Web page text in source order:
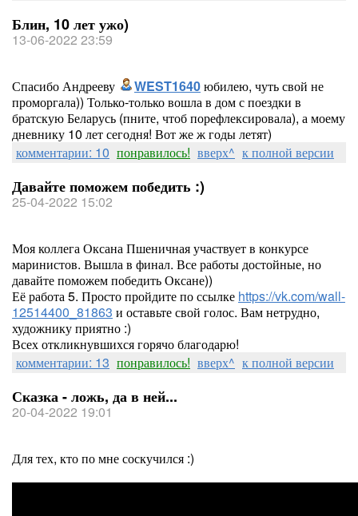
Блин, 10 лет ужо)
13-06-2022 23:59
Спасибо Андрееву WEST1640юбилею, чуть свой не
проморгала)) Только-только вошла в дом с поездки в
братскую Беларусь (пните, чтоб порефлексировала), а моему
дневнику 10 лет сегодня! Вот же ж годы летят)
комментарии: 10 понравилось! вверх^ к полной версии
Давайте поможем победить :)
25-04-2022 15:02
Моя коллега Оксана Пшеничная участвует в конкурсе
маринистов. Вышла в финал. Все работы достойные, но
давайте поможем победить Оксане))
Её работа 5. Просто пройдите по ссылке https://vk.com/wall-
12514400_81863 и оставьте свой голос. Вам нетрудно,
художнику приятно :)
Всех откликнувшихся горячо благодарю!
комментарии: 13 понравилось! вверх^ к полной версии
Сказка - ложь, да в ней...
20-04-2022 19:01
Для тех, кто по мне соскучился :)